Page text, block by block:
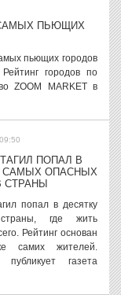
ПЬЮЩИХ
пьющих городов
городов по
ZOOM MARKET в
ПОПАЛ В
САМЫХ ОПАСНЫХ
СТРАНЫ
попал в десятку
где жить
Рейтинг основан
самих жителей.
газета